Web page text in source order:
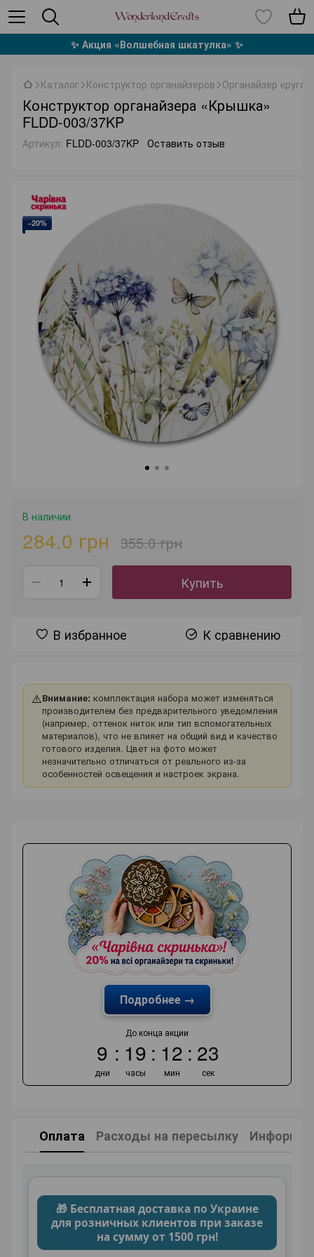
✨ Акция «Волшебная шкатулка» ✨
Каталог Конструктор органайзеров Органайзер
Конструктор органайзера «Крышка»
FLDD-003/37KP
Артикул: FLDD-003/37KP Оставить отзыв
−20%
В наличии
284.0 грн 355.0 грн
Купить
В избранное К сравнению
⚠️Внимание: комплектация набора может изменяться
производителем без предварительного уведомления
(например, оттенок ниток или тип вспомогательных
материалов), что не влияет на общий вид и качество
готового изделия. Цвет на фото может
незначительно отличаться от реального из-за
особенностей освещения и настроек экрана.
Подробнее →
До конца акции
9
дни
19
часы
12
мин
22
сек
Оплата Расходы на пересылку
🎁 Бесплатная доставка по Украине
для розничных клиентов при заказе
на сумму от 1500 грн!